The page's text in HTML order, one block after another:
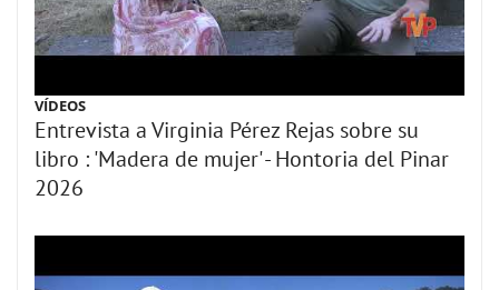
VÍDEOS
Entrevista a Virginia Pérez Rejas sobre su
libro : 'Madera de mujer' - Hontoria del Pinar
2026